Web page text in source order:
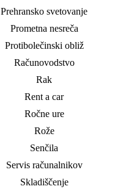
Prehransko svetovanje
Prometna nesreča
Protibolečinski obliž
Računovodstvo
Rak
Rent a car
Ročne ure
Rože
Senčila
Servis računalnikov
Skladiščenje